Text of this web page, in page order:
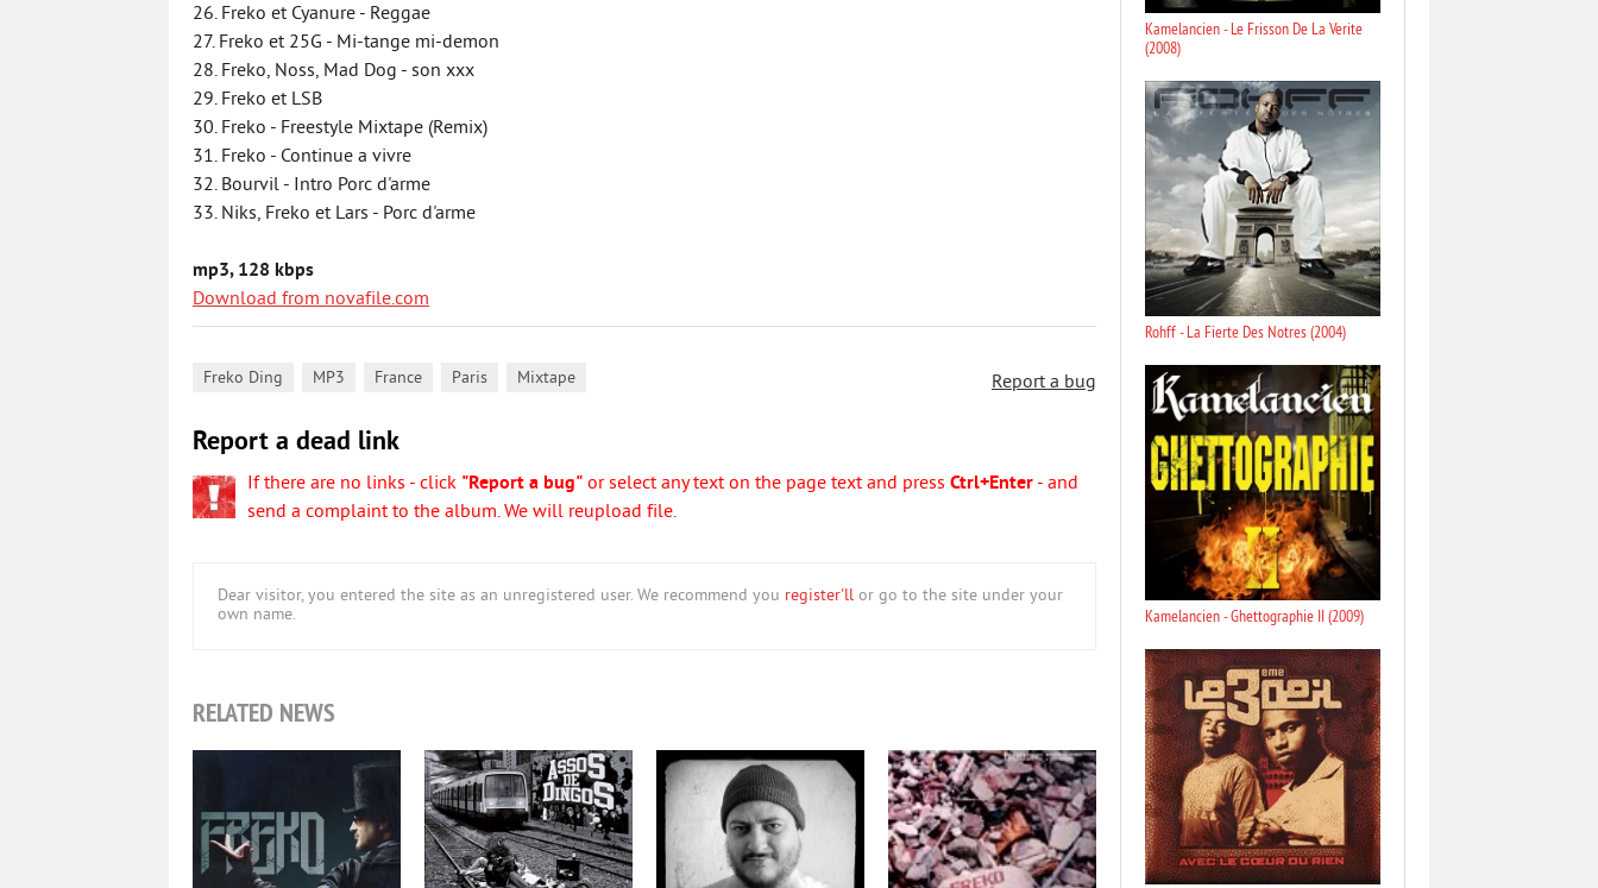
26. Freko et Cyanure - Reggae
27. Freko et 25G - Mi-tange mi-demon
28. Freko, Noss, Mad Dog - son xxx
29. Freko et LSB
30. Freko - Freestyle Mixtape (Remix)
31. Freko - Continue а vivre
32. Bourvil - Intro Porc d'arme
33. Niks, Freko et Lars - Porc d'arme
mp3, 128 kbps
Download from novafile.com
Report a bug
Freko Ding MP3 France Paris Mixtape
Report a dead link
If there are no links - click "Report a bug" or select any text on the page text and press Ctrl+Enter - and
send a complaint to the album. We will reupload file.
Dear visitor, you entered the site as an unregistered user. We recommend you register'll or go to the site under your
own name.
RELATED NEWS
Kamelancien - Le Frisson De La Verite
(2008)
Rohff - La Fierte Des Notres (2004)
Kamelancien - Ghettographie II (2009)